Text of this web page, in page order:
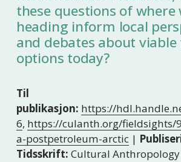
these questions of where
heading inform local
and debates about
options today?
Til
publikasjon: https://
6, https://culanth.org/fieldsights/
a-postpetroleum-arctic|
Tidsskrift: Cultural Anthropology